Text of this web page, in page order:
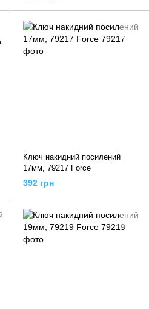
Ключ накидний посилений
17мм, 79217 Force
392 грн